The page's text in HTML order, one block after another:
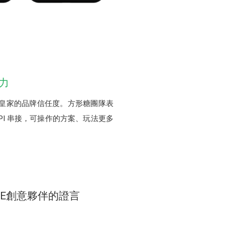
家的品牌信任度。方形糖團隊表
串接，可操作的方案、玩法更多
創意夥伴的證言